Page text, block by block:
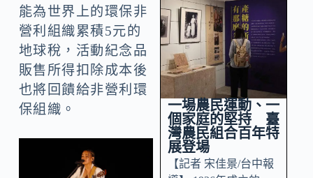
能為世界上的環保非
營利組織累積5元的
地球稅，活動紀念品
販售所得扣除成本後
也將回饋給非營利環
保組織。
一場農民運動、一
個家庭的堅持 臺
灣農民組合百年特
展登場
【記者 宋佳景/台中報